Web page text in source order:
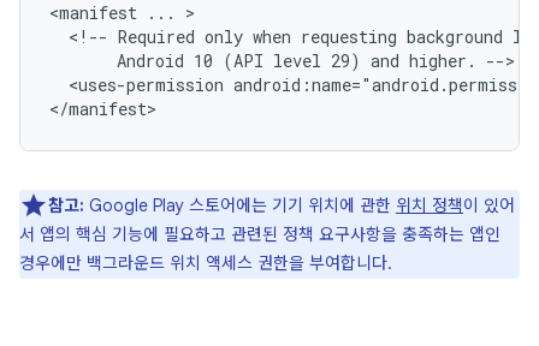
<manifest ...
<!-- Required only when requesting background
Android 10 (API level 29) and higher.
<uses-permission
참고: Google Play 스토어에는 기기 위치에 관한 위치 정책이 있어
서 앱의 핵심 기능에 필요하고 관련된 정책 요구사항을 충족하는 앱인
경우에만 백그라운드 위치 액세스 권한을 부여합니다.